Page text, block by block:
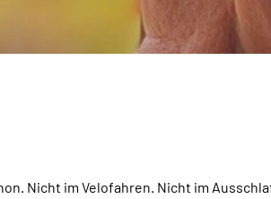
Nicht im Velofahren. Nicht im